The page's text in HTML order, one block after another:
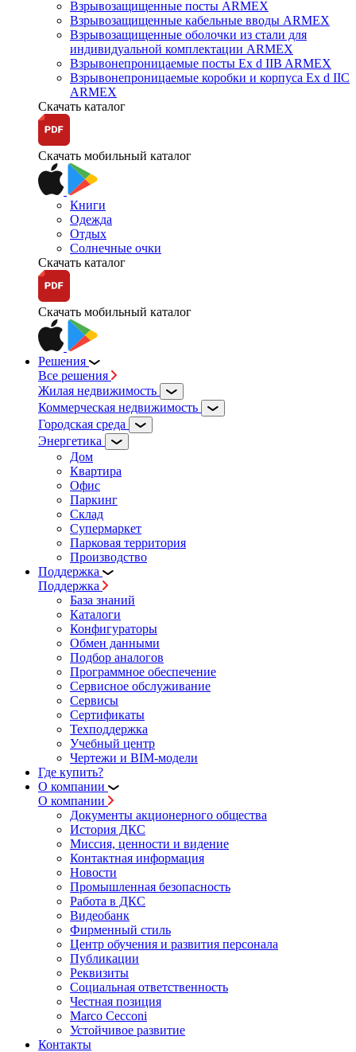
Взрывозащищенные посты ARMEX
Взрывозащищенные кабельные вводы ARMEX
Взрывозащищенные оболочки из стали для
индивидуальной комплектации ARMEX
Взрывонепроницаемые посты Ex d IIB ARMEX
Взрывонепроницаемые коробки и корпуса Ex d IIС
ARMEX
Скачать каталог
Скачать мобильный каталог
Книги
Одежда
Отдых
Солнечные очки
Скачать каталог
Скачать мобильный каталог
Решения
Все решения
Жилая недвижимость
Коммерческая недвижимость
Городская среда
Энергетика
Дом
Квартира
Офис
Паркинг
Склад
Супермаркет
Парковая территория
Производство
Поддержка
Поддержка
База знаний
Каталоги
Конфигураторы
Обмен данными
Подбор аналогов
Программное обеспечение
Сервисное обслуживание
Сервисы
Сертификаты
Техподдержка
Учебный центр
Чертежи и BIM-модели
Где купить?
О компании
О компании
Документы акционерного общества
История ДКС
Миссия, ценности и видение
Контактная информация
Новости
Промышленная безопасность
Работа в ДКС
Видеобанк
Фирменный стиль
Центр обучения и развития персонала
Публикации
Реквизиты
Социальная ответственность
Честная позиция
Marco Cecconi
Устойчивое развитие
Контакты